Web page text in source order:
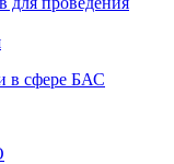
в сфере БАС